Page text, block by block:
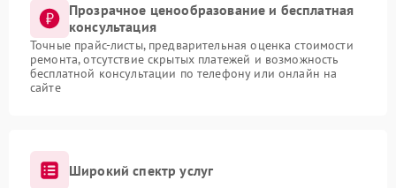
Прозрачное ценообразование и бесплатная
консультация
Точные прайс-листы, предварительная оценка стоимости
ремонта, отсутствие скрытых платежей и возможность
бесплатной консультации по телефону или онлайн на
сайте
Широкий спектр услуг